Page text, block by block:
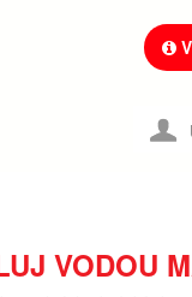
VODOU